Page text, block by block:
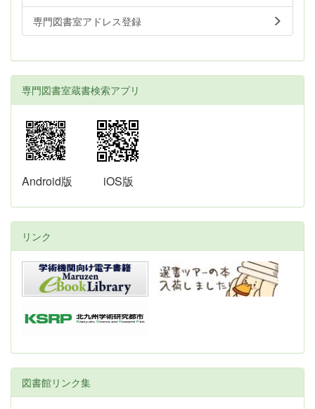
専門図書室アドレス登録
専門図書室蔵書検索アプリ
Android版 iOS版
リンク
図書館リンク集